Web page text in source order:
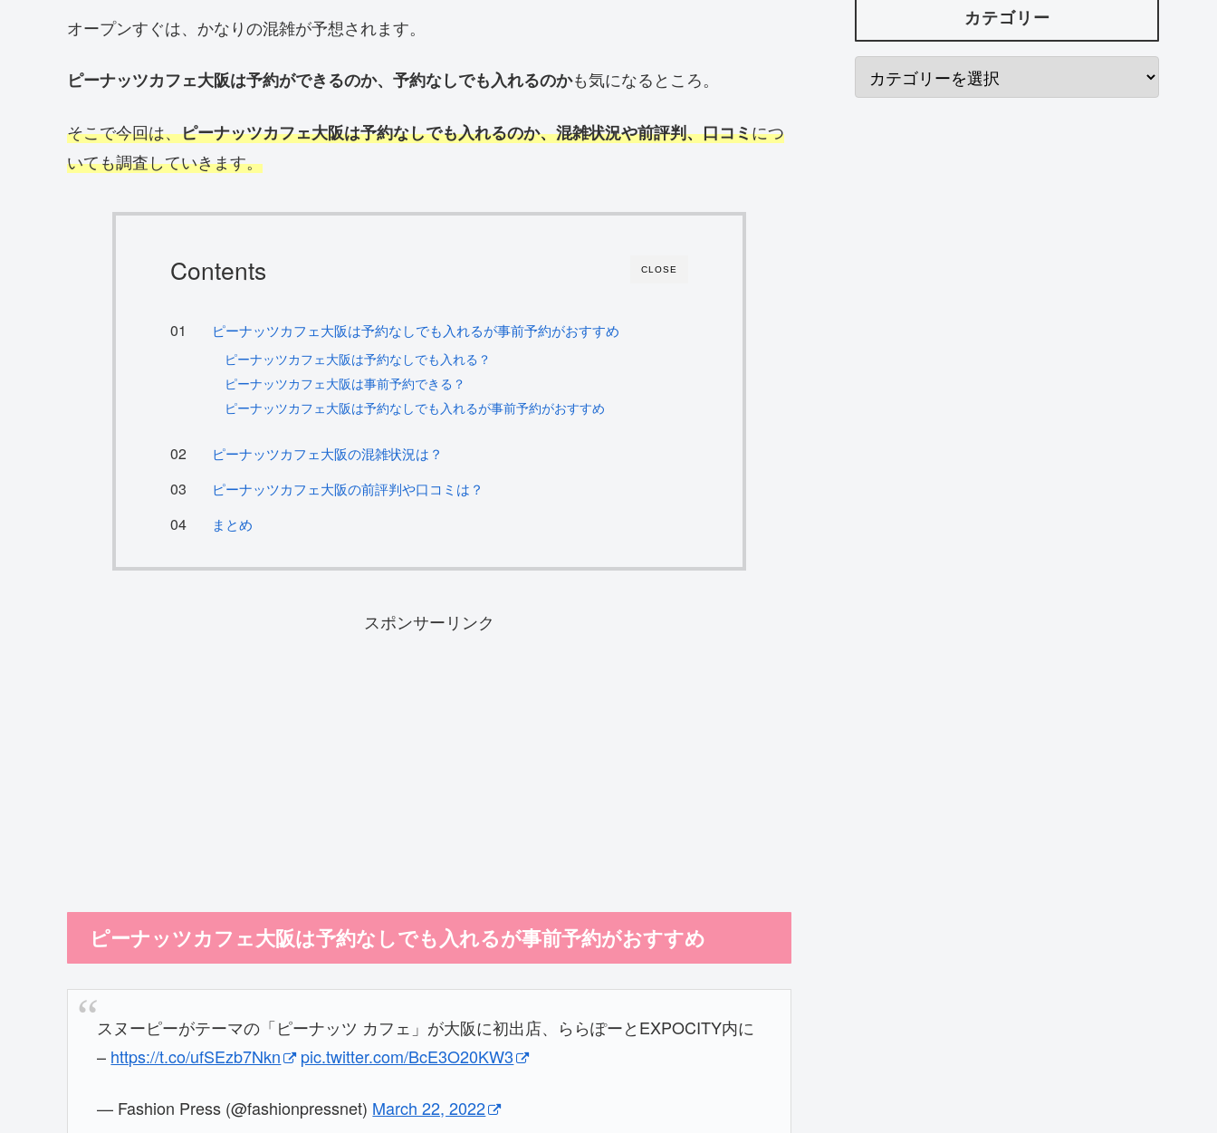
オープンすぐは、かなりの混雑が予想されます。
ピーナッツカフェ大阪は予約ができるのか、予約なしでも入れるのかも気になるところ。
そこで今回は、ピーナッツカフェ大阪は予約なしでも入れるのか、混雑状況や前評判、口コミにつ
いても調査していきます。
CLOSE
Contents
ピーナッツカフェ大阪は予約なしでも入れるが事前予約がおすすめ
ピーナッツカフェ大阪は予約なしでも入れる？
ピーナッツカフェ大阪は事前予約できる？
ピーナッツカフェ大阪は予約なしでも入れるが事前予約がおすすめ
ピーナッツカフェ大阪の混雑状況は？
ピーナッツカフェ大阪の前評判や口コミは？
まとめ
スポンサーリンク
ピーナッツカフェ大阪は予約なしでも入れるが事前予約がおすすめ
スヌーピーがテーマの「ピーナッツ カフェ」が大阪に初出店、ららぽーとEXPOCITY内に
– https://t.co/ufSEzb7Nkn pic.twitter.com/BcE3O20KW3
— Fashion Press (@fashionpressnet) March 22, 2022
カテゴリー